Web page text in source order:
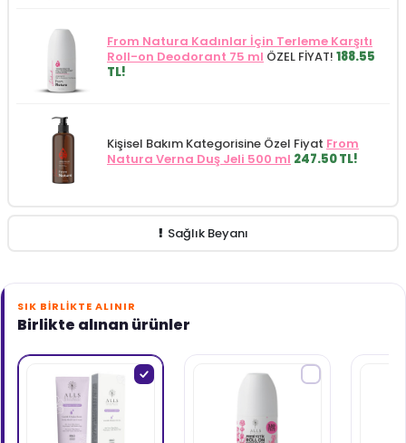
From Natura Kadınlar İçin Terleme Karşıtı
Roll-on Deodorant 75 ml ÖZEL FİYAT! 188.55
TL!
Kişisel Bakım Kategorisine Özel Fiyat From
Natura Verna Duş Jeli 500 ml 247.50 TL!
Sağlık Beyanı
SIK BIRLIKTE ALINIR
Birlikte alınan ürünler